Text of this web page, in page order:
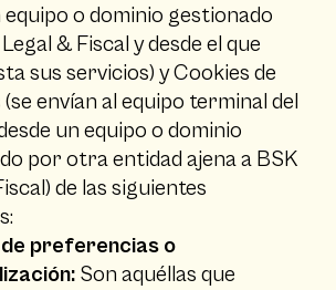
equipo o dominio gestionado
& Fiscal y desde el que
sus servicios) y Cookies de
envían al equipo terminal del
un equipo o dominio
por otra entidad ajena a BSK
de las siguientes
preferencias o
Son aquéllas que